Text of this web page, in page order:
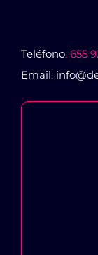
Teléfono: 655
Email: